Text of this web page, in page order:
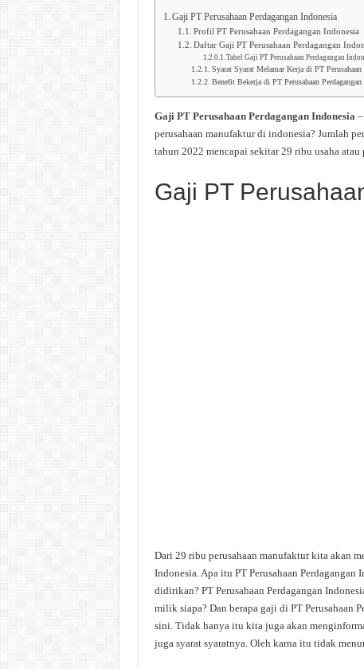
Gaji PT Perusahaan Perdagangan Indonesia
Profil PT Perusahaan Perdagangan Indonesia
Daftar Gaji PT Perusahaan Perdagangan
Tabel Gaji PT Perusahaan Perdagangan
Syarat Syarat Melamar Kerja di PT Perusahaan
Benefit Bekerja di PT Perusahaan Perdagangan
Gaji PT Perusahaan Perdagangan Indonesia–
perusahaan manufaktur di indonesia? Jumlah
tahun 2022 mencapai sekitar 29 ribu usaha atau
Gaji PT
Dari 29 ribu perusahaan manufaktur kita akan
Indonesia. Apa itu PT Perusahaan Perdagangan
didirikan? PT Perusahaan Perdagangan
milik siapa? Dan berapa gaji di PT Perusahaan
sini. Tidak hanya itu kita juga akan
juga syarat syaratnya. Oleh karna itu tidak